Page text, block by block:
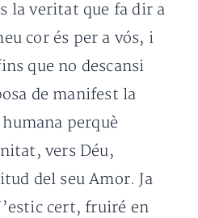
la veritat que fa dir a
cor és per a vós, i
que no descansi
de manifest la
perquè
vers Déu,
del seu Amor. Ja
cert, fruiré en